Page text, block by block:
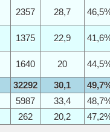
2357 28,7
1375 22,9
1640 20
32292 30,1
5987 33,4
262 20,2